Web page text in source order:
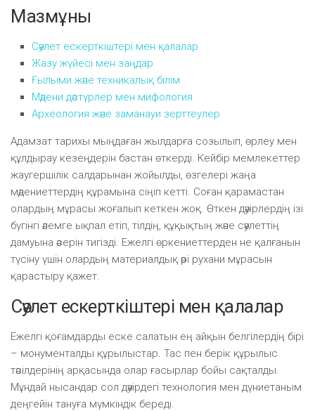
Мазмұны
Сәулет ескерткіштері мен қалалар
Жазу жүйесі мен заңдар
Ғылыми және техникалық білім
Мәдени дәстүрлер мен мифология
Археология және заманауи зерттеулер
Адамзат тарихы мыңдаған жылдарға созылып, өрлеу мен
құлдырау кезеңдерін бастан өткерді. Кейбір мемлекеттер
жаугершілік салдарынан жойылды, өзгелері жаңа
мәдениеттердің құрамына сіңіп кетті. Соған қарамастан
олардың мұрасы жоғалып кеткен жоқ. Өткен дәуірлердің ізі
бүгінгі әлемге ықпал етіп, тілдің, құқықтың және сәулеттің
дамуына әсерін тигізді. Ежелгі өркениеттерден не қалғанын
түсіну үшін олардың материалдық әрі рухани мұрасын
қарастыру қажет.
Сәулет ескерткіштері мен қалалар
Ежелгі қоғамдарды еске салатын ең айқын белгілердің бірі
– монументалды құрылыстар. Тас пен берік құрылыс
тәсілдерінің арқасында олар ғасырлар бойы сақталды.
Мұндай нысандар сол дәуірдегі технология мен дүниетаным
деңгейін тануға мүмкіндік береді.